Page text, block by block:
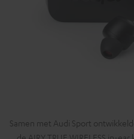
Samen met Audi Sport